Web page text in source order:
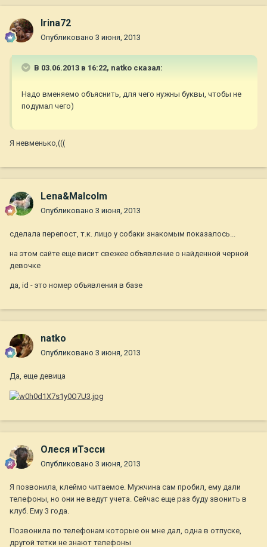
Irina72
Опубликовано 3 июня, 2013
В 03.06.2013 в 16:22, natko сказал:
Надо вменяемо объяснить, для чего нужны буквы, чтобы не
подумал чего)
Я невменько,(((
Lena&Malcolm
Опубликовано 3 июня, 2013
сделала перепост, т.к. лицо у собаки знакомым показалось...
на этом сайте еще висит свежее объявление о найденной черной
девочке
да, id - это номер объявления в базе
natko
Опубликовано 3 июня, 2013
Да, еще девица
Олеся иТэсси
Опубликовано 3 июня, 2013
Я позвонила, клеймо читаемое. Мужчина сам пробил, ему дали
телефоны, но они не ведут учета. Сейчас еще раз буду звонить в
клуб. Ему 3 года.
Позвонила по телефонам которые он мне дал, одна в отпуске,
другой тетки не знают телефоны